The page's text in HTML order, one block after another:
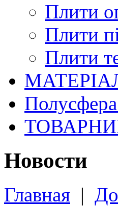
Плити
Плити
Плити
Новости
Главная |